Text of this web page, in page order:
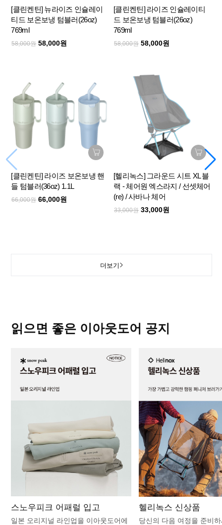
[클린켄틴] 뉴라이즈 인슐레이
티드 보온보냉 텀블러(26oz)
769ml
58,000원 58,000원
[클린켄틴] 라이즈 인슐레이티
드 보온보냉 텀블러(26oz)
769ml
58,000원 58,000원
[클린켄틴] 라이즈 보온보냉 핸
들 텀블러(36oz) 1.1L
66,000원 66,000원
[헬리녹스] 그라운드 시트 XL 블
랙 - 체어원 엑스라지 / 선셋체어
(re) / 사바나 체어
33,000원 33,000원
더보기
읽으면 좋은 이아웃도어 공지
스노우피크 어패럴 입고
일본 오리지널 라인업을 이아웃도어에
헬리녹스 신상품
당신의 다음 여정을 준비